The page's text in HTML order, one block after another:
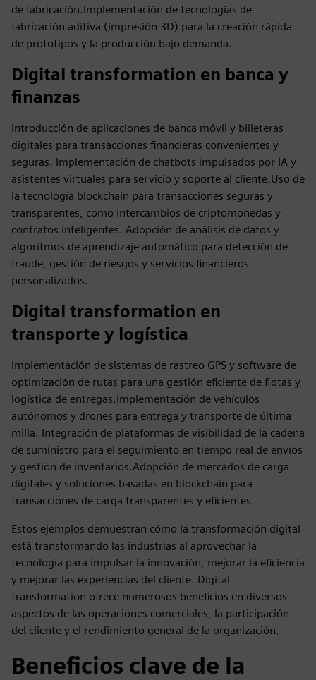
de fabricación.Implementación de tecnologías de
fabricación aditiva (impresión 3D) para la creación rápida
de prototipos y la producción bajo demanda.
Digital transformation en banca y
finanzas
Introducción de aplicaciones de banca móvil y billeteras
digitales para transacciones financieras convenientes y
seguras. Implementación de chatbots impulsados por IA y
asistentes virtuales para servicio y soporte al cliente.Uso de
la tecnología blockchain para transacciones seguras y
transparentes, como intercambios de criptomonedas y
contratos inteligentes. Adopción de análisis de datos y
algoritmos de aprendizaje automático para detección de
fraude, gestión de riesgos y servicios financieros
personalizados.
Digital transformation en
transporte y logística
Implementación de sistemas de rastreo GPS y software de
optimización de rutas para una gestión eficiente de flotas y
logística de entregas.Implementación de vehículos
autónomos y drones para entrega y transporte de última
milla. Integración de plataformas de visibilidad de la cadena
de suministro para el seguimiento en tiempo real de envíos
y gestión de inventarios.Adopción de mercados de carga
digitales y soluciones basadas en blockchain para
transacciones de carga transparentes y eficientes.
Estos ejemplos demuestran cómo la transformación digital
está transformando las industrias al aprovechar la
tecnología para impulsar la innovación, mejorar la eficiencia
y mejorar las experiencias del cliente. Digital
transformation ofrece numerosos beneficios en diversos
aspectos de las operaciones comerciales, la participación
del cliente y el rendimiento general de la organización.
Beneficios clave de la